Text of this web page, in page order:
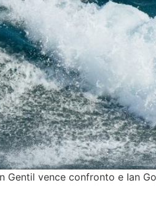
Gentil vence confronto e Ian